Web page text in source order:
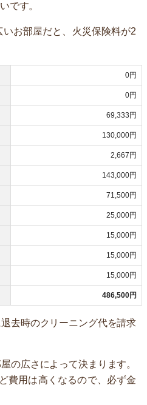
です。
お部屋だと、火災保険料が2
0円
0円
69,333円
130,000円
2,667円
143,000円
71,500円
25,000円
15,000円
15,000円
15,000円
486,500円
去時のクリーニング代を請求
の広さによって決まります。
費用は高くなるので、必ず金